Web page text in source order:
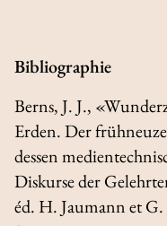
Bibliographie
Berns, J. J.,
Erden. Der
dessen
Diskurse der
éd. H. Jaumann et